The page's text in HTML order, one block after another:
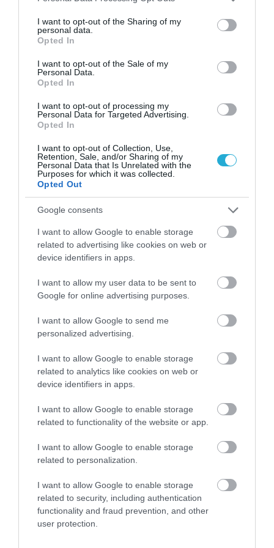
not limited to your visit or usage behaviour. You may click to
grant or deny consent to Google and its third-party tags to
use your data for below specified purposes in below Google
consent section.
I want to opt-out of the Sharing of my
personal data.
Opted In
I want to opt-out of the Sale of my
Personal Data.
Opted In
I want to opt-out of processing my
Personal Data for Targeted Advertising.
Opted In
I want to opt-out of Collection, Use,
Retention, Sale, and/or Sharing of my
Personal Data that Is Unrelated with the
Purposes for which it was collected.
Opted Out
Google consents
I want to allow Google to enable storage
related to advertising like cookies on web or
device identifiers in apps.
I want to allow my user data to be sent to
Google for online advertising purposes.
I want to allow Google to send me
personalized advertising.
I want to allow Google to enable storage
related to analytics like cookies on web or
device identifiers in apps.
I want to allow Google to enable storage
related to functionality of the website or app.
I want to allow Google to enable storage
related to personalization.
I want to allow Google to enable storage
related to security, including authentication
functionality and fraud prevention, and other
user protection.
➤ Ο Μητσοτάκης δεν είναι απλώς «Δεξιά»
➤ ΠΑΣΟΚ σε νευρική κρίση για την τρίτη θέση:
«Υπόγειες» κινήσεις,στρατόπεδα και φόβος νέας
καθίζησης
➤ «Πόρτα» Αρείου Πάγου για τις υποκλοπές: Δεν
ξανανοίγει η έρευνα παρά τα αιτήματα Σαμαρά και
Σπίρτζη
➤ Ανδρουλάκης: Επισκέφτηκε τον σταθμό φιλοξενίας
πυρόκληκτων ζώων στα Μέγαρα
➤ «Τα κάνατε πάλι θάλασσα!»– Άδωνις σε ΠΑΣΟΚ: «Η
δική σας γραμματέας καταρρίπτει το αφήγημα περί
σκανδάλου»
ΡΟΗ ΕΙΔΗΣΕΩΝ
Μητσοτάκης για Στ. Ράμφο: «Χάνω έναν
μας συζήτηση»
ΑΦΡΟΔΙΤΗ ΠΑΝΟΥ
Τηλεφωνική επικοινωνία Γεραπετρίτη
Αμπντελάτι: Συντονισμός με στόχο την
προώθηση της περιφερειακής ασφάλειας